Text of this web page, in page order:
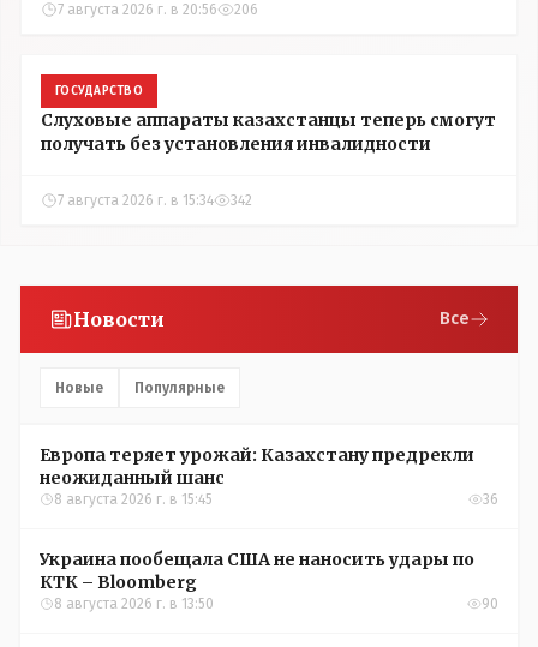
7 августа 2026 г. в 20:56 206
ГОСУДАРСТВО
Слуховые аппараты казахстанцы теперь смогут
получать без установления инвалидности
7 августа 2026 г. в 15:34 342
Новости Все
Новые Популярные
Европа теряет урожай: Казахстану предрекли
неожиданный шанс
8 августа 2026 г. в 15:45 36
Украина пообещала США не наносить удары по
КТК – Bloomberg
8 августа 2026 г. в 13:50 90